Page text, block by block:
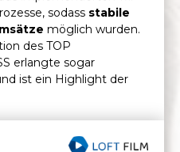
sodass stabile
möglich wurden.
des TOP
erlangte sogar
ist ein Highlight der